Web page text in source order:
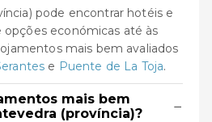
pode encontrar hotéis e
económicas até às
mais bem avaliados
e Puente de La Toja.
mais bem
(província)?
−